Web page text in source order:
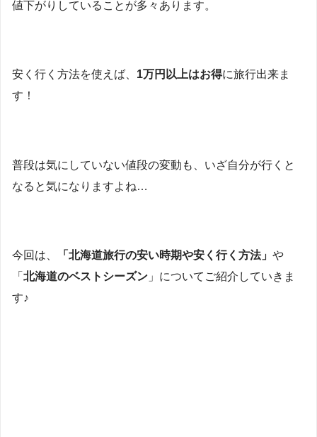
値下がりしていることが多々あります。
安く行く方法を使えば、 1万円以上はお得に旅行出来ま
す！
普段は気にしていない値段の変動も、いざ自分が行くと
なると気になりますよね…
今回は、 「北海道旅行の安い時期や安く行く方法」 や
「 北海道のベストシーズン 」についてご紹介していきま
す♪